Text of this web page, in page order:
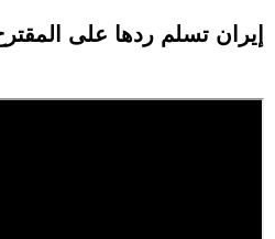
إيران تسلم ردها على